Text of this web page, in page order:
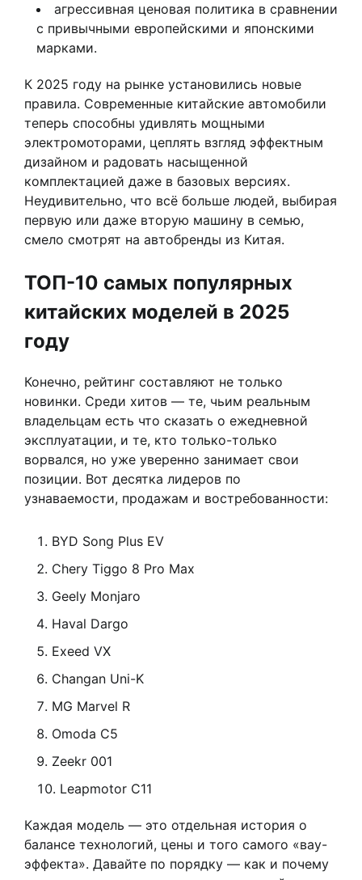
агрессивная ценовая политика в сравнении
с привычными европейскими и японскими
марками.
К 2025 году на рынке установились новые
правила. Современные китайские автомобили
теперь способны удивлять мощными
электромоторами, цеплять взгляд эффектным
дизайном и радовать насыщенной
комплектацией даже в базовых версиях.
Неудивительно, что всё больше людей, выбирая
первую или даже вторую машину в семью,
смело смотрят на автобренды из Китая.
ТОП-10 самых популярных
китайских моделей в 2025
году
Конечно, рейтинг составляют не только
новинки. Среди хитов — те, чьим реальным
владельцам есть что сказать о ежедневной
эксплуатации, и те, кто только-только
ворвался, но уже уверенно занимает свои
позиции. Вот десятка лидеров по
узнаваемости, продажам и востребованности:
BYD Song Plus EV
Chery Tiggo 8 Pro Max
Geely Monjaro
Haval Dargo
Exeed VX
Changan Uni-K
MG Marvel R
Omoda C5
Zeekr 001
Leapmotor C11
Каждая модель — это отдельная история о
балансе технологий, цены и того самого «вау-
эффекта». Давайте по порядку — как и почему